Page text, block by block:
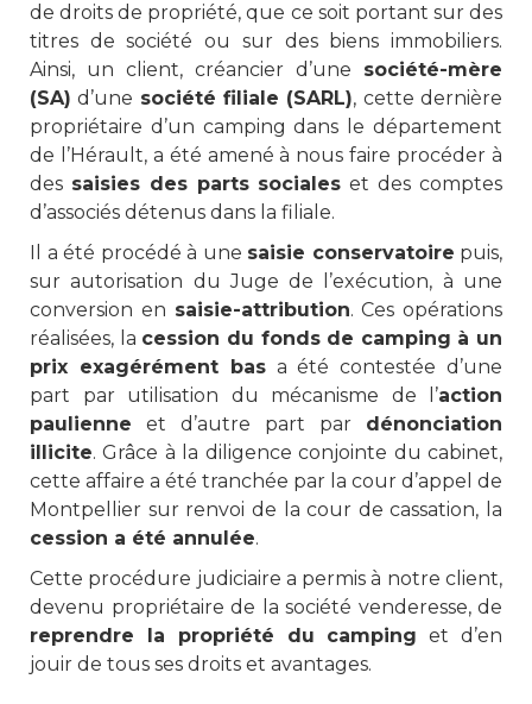
de droits de propriété, que ce soit portant sur des
titres de société ou sur des biens immobiliers.
Ainsi, un client, créancier d’une société-mère
(SA) d’une société filiale (SARL), cette dernière
propriétaire d’un camping dans le département
de l’Hérault, a été amené à nous faire procéder à
des saisies des parts sociales et des comptes
d’associés détenus dans la filiale.
Il a été procédé à une saisie conservatoire puis,
sur autorisation du Juge de l’exécution, à une
conversion en saisie-attribution. Ces opérations
réalisées, la cession du fonds de camping à un
prix exagérément basa été contestée d’une
part par utilisation du mécanisme de l’action
paulienne et d’autre part par dénonciation
illicite. Grâce à la diligence conjointe du cabinet,
cette affaire a été tranchée par la cour d’appel de
Montpellier sur renvoi de la cour de cassation, la
cession a été annulée.
Cette procédure judiciaire a permis à notre client,
devenu propriétaire de la société venderesse, de
reprendre la propriété du camping et d’en
jouir de tous ses droits et avantages.